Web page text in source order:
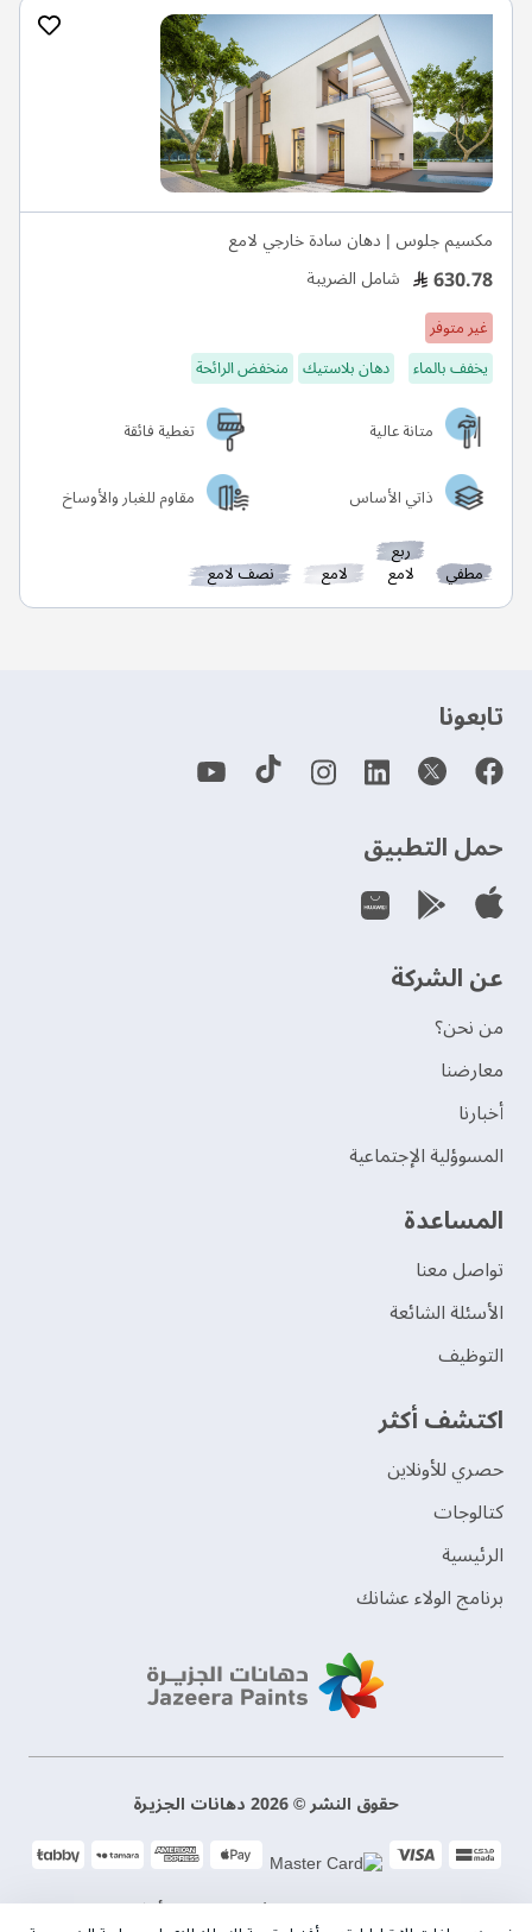
مكسيم جلوس | دهان سادة خارجي لامع
630.78 شامل الضريبة
غير متوفر
يخفف بالماء
دهان بلاستيك منخفض الرائحة
متانة عالية
تغطية فائقة
ذاتي الأساس
مقاوم للغبار والأوساخ
مطفي
ربع
لامع لامع نصف لامع
‫تابعونا‬
حمل التطبيق
عن الشركة
من نحن؟
‫معارضنا‬
‫أخبارنا‬
المسوؤلية الإجتماعية
‫المساعدة‬
تواصل معنا
الأسئلة الشائعة
التوظيف
اكتشف أكثر
حصري للأونلاين
‫كتالوجات‬
الرئيسية
برنامج الولاء عشانك
حقوق النشر © 2026 دهانات الجزيرة
سياسة الخصوصية الشروط و الأحكام